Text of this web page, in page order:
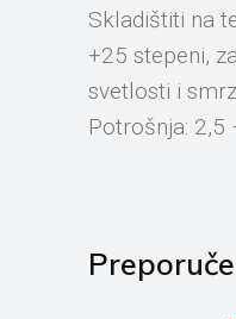
Skladištiti na
+25 stepeni,
svetlosti i
Potrošnja: 2,5